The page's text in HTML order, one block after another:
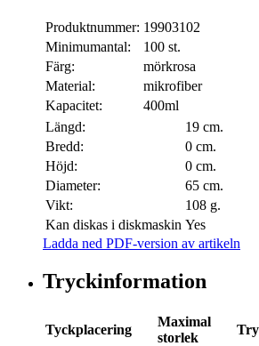
Produktnummer: 19903102
Minimumantal:
100 st.
Färg:
mörkrosa
Material:
mikrofiber
Kapacitet:
400ml
Längd:
19 cm.
Bredd:
0 cm.
Höjd:
0 cm.
Diameter:
65 cm.
Vikt:
108 g.
Kan diskas i diskmaskin Yes
Ladda ned PDF-version av artikeln
Tryckinformation
Tyckplacering
Maximal
storlek